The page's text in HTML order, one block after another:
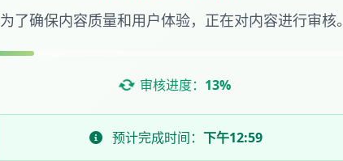
为了确保内容质量和用户体验，正在对内容进行审核。
审核进度： 13%
预计完成时间： 下午12:59